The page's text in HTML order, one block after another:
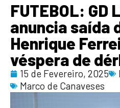
FUTEBOL: GD
anuncia saída
Henrique
véspera de
15 de Fevereiro, 2025
Marco de Canaveses